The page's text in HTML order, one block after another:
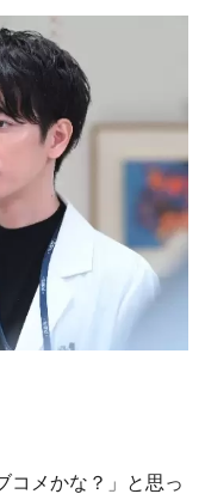
コメかな？」と思っ